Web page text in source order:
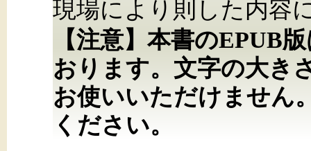
現場により則した内容
【注意】本書のEPUB
おります。文字の大き
お使いいただけません
ください。